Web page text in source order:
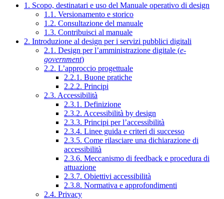
1. Scopo, destinatari e uso del Manuale operativo di design
1.1. Versionamento e storico
1.2. Consultazione del manuale
1.3. Contribuisci al manuale
2. Introduzione al design per i servizi pubblici digitali
2.1. Design per l’amministrazione digitale (e-
government)
2.2. L’approccio progettuale
2.2.1. Buone pratiche
2.2.2. Principi
2.3. Accessibilità
2.3.1. Definizione
2.3.2. Accessibilità by design
2.3.3. Principi per l’accessibilità
2.3.4. Linee guida e criteri di successo
2.3.5. Come rilasciare una dichiarazione di
accessibilità
2.3.6. Meccanismo di feedback e procedura di
attuazione
2.3.7. Obiettivi accessibilità
2.3.8. Normativa e approfondimenti
2.4. Privacy